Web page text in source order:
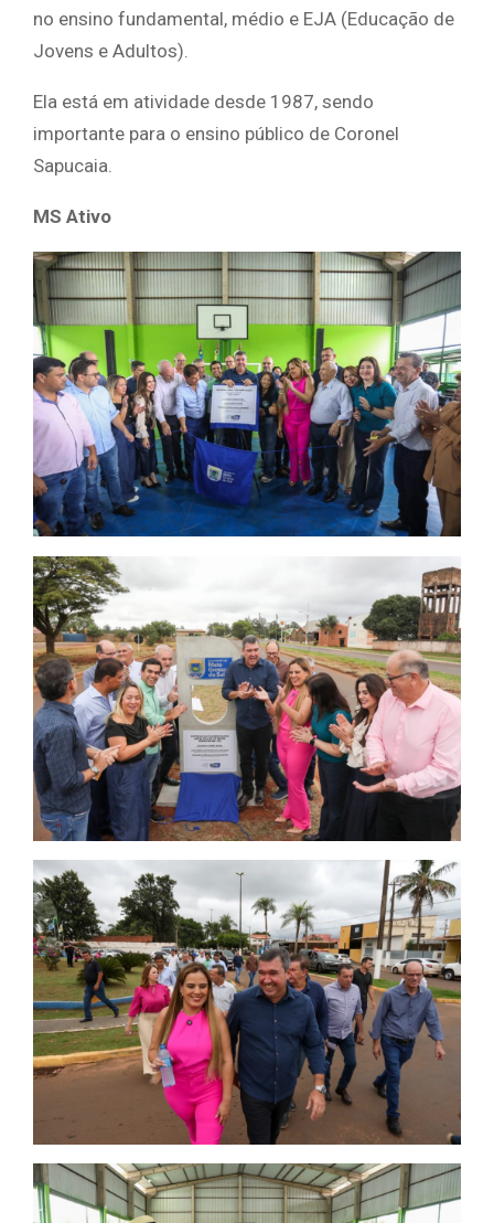
no ensino fundamental, médio e EJA (Educação de
Jovens e Adultos).
Ela está em atividade desde 1987, sendo
importante para o ensino público de Coronel
Sapucaia.
MS Ativo